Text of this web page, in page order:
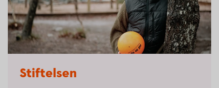
Stiftelsen